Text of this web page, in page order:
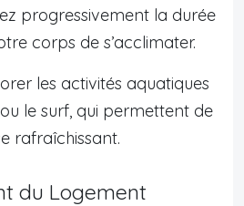
progressivement la durée
corps de s’acclimater.
les activités aquatiques
le surf, qui permettent de
rafraîchissant.
du Logement